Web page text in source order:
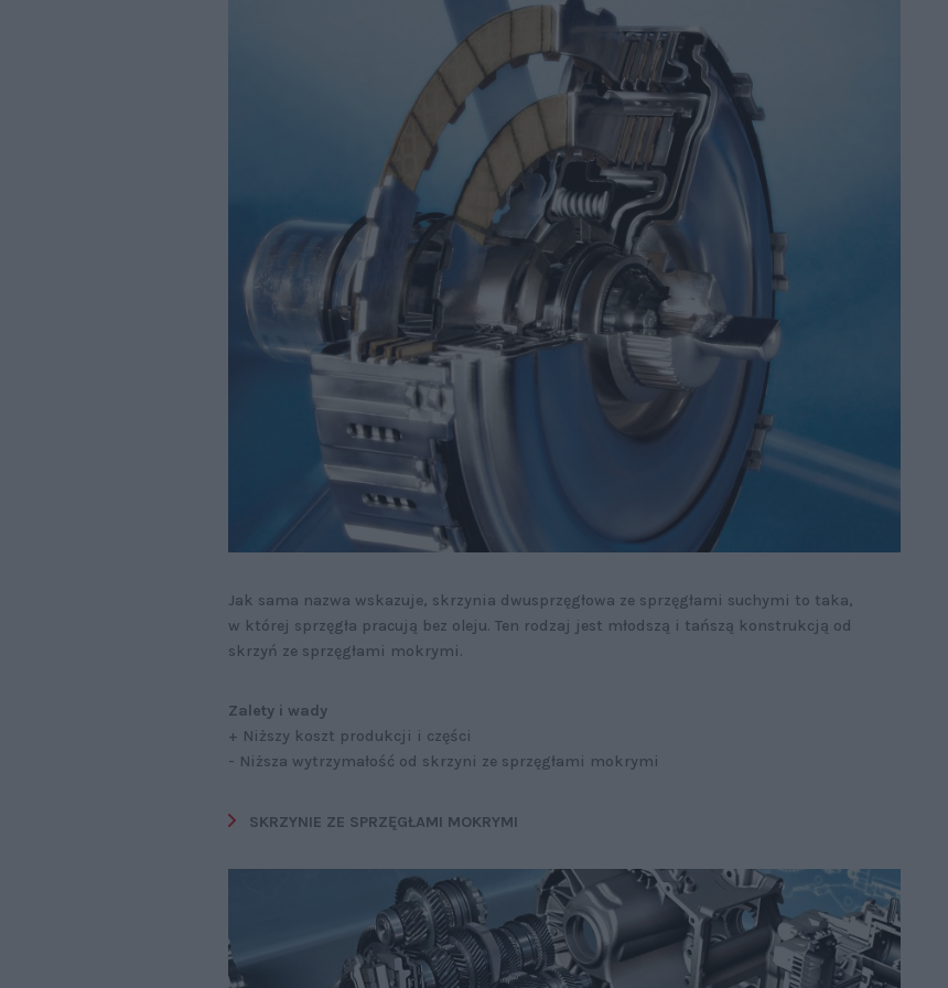
Jak sama nazwa wskazuje, skrzynia dwusprzęgłowa ze sprzęgłami suchymi to taka,
w której sprzęgła pracują bez oleju. Ten rodzaj jest młodszą i tańszą konstrukcją od
skrzyń ze sprzęgłami mokrymi.
Zalety i wady
+ Niższy koszt produkcji i części
- Niższa wytrzymałość od skrzyni ze sprzęgłami mokrymi
SKRZYNIE ZE SPRZĘGŁAMI MOKRYMI